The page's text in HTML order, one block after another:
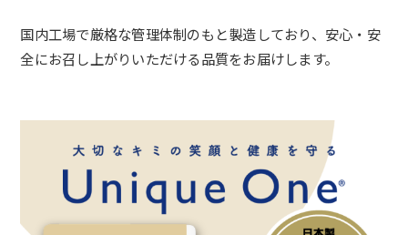
国内工場で厳格な管理体制のもと製造しており、安心・安
全にお召し上がりいただける品質をお届けします。